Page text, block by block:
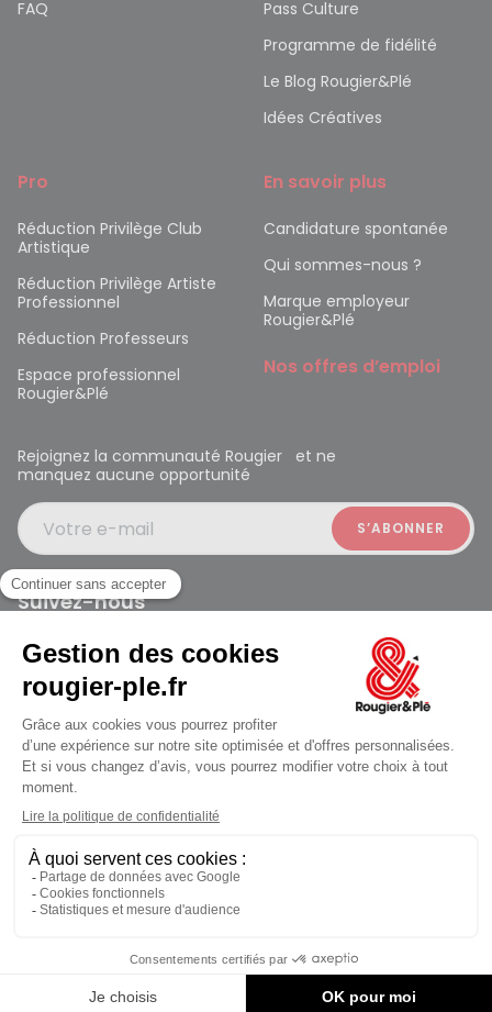
jusqu'au Vendredi à 09:30
FAQ
Pass Culture
Programme de fidélité
Le Blog Rougier&Plé
Idées Créatives
Pro
Réduction Privilège Club
Artistique
Réduction Privilège Artiste
Professionnel
Réduction Professeurs
Espace professionnel
Rougier&Plé
En savoir plus
Candidature spontanée
Qui sommes-nous ?
Marque employeur
Rougier&Plé
Nos offres d’emploi
Rejoignez la communauté Rougier et ne
manquez aucune opportunité
Votre e-mail
Suivez-nous
Rougier et Plé 2024 Copyright
Mentions légales
Conditions générales des ventes
Données personnelles
Paiement sécurisé